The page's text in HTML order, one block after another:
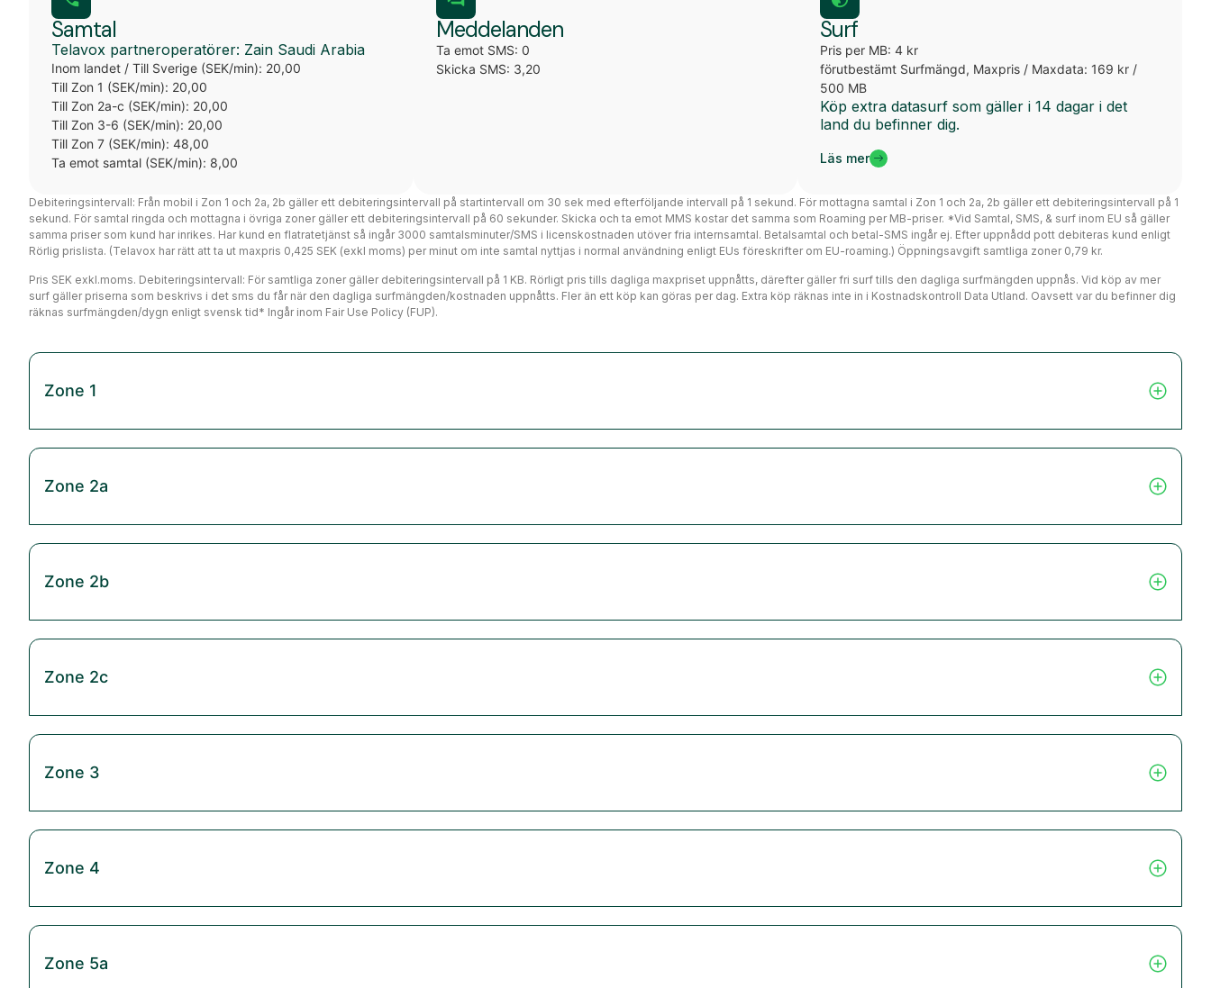
Samtal
Telavox partneroperatörer: Zain Saudi Arabia
Inom landet / Till Sverige (SEK/min): 20,00
Till Zon 1 (SEK/min): 20,00
Till Zon 2a-c (SEK/min): 20,00
Till Zon 3-6 (SEK/min): 20,00
Till Zon 7 (SEK/min): 48,00
Ta emot samtal (SEK/min): 8,00
Meddelanden
Ta emot SMS: 0
Skicka SMS: 3,20
Surf
Pris per MB: 4 kr
förutbestämt Surfmängd, Maxpris / Maxdata: 169 kr /
500 MB
Köp extra datasurf som gäller i 14 dagar i det
land du befinner dig.
Läs mer
Debiteringsintervall: Från mobil i Zon 1 och 2a, 2b gäller ett debiteringsintervall på startintervall om 30 sek med efterföljande intervall på 1 sekund. För mottagna samtal i Zon 1 och 2a, 2b gäller ett debiteringsintervall på 1
sekund. För samtal ringda och mottagna i övriga zoner gäller ett debiteringsintervall på 60 sekunder. Skicka och ta emot MMS kostar det samma som Roaming per MB-priser. *Vid Samtal, SMS, & surf inom EU så gäller
samma priser som kund har inrikes. Har kund en flatratetjänst så ingår 3000 samtalsminuter/SMS i licenskostnaden utöver fria internsamtal. Betalsamtal och betal-SMS ingår ej. Efter uppnådd pott debiteras kund enligt
Rörlig prislista. (Telavox har rätt att ta ut maxpris 0,425 SEK (exkl moms) per minut om inte samtal nyttjas i normal användning enligt EUs föreskrifter om EU-roaming.) Öppningsavgift samtliga zoner 0,79 kr.
Pris SEK exkl.moms. Debiteringsintervall: För samtliga zoner gäller debiteringsintervall på 1 KB. Rörligt pris tills dagliga maxpriset uppnåtts, därefter gäller fri surf tills den dagliga surfmängden uppnås. Vid köp av mer
surf gäller priserna som beskrivs i det sms du får när den dagliga surfmängden/kostnaden uppnåtts. Fler än ett köp kan göras per dag. Extra köp räknas inte in i Kostnadskontroll Data Utland. Oavsett var du befinner dig
räknas surfmängden/dygn enligt svensk tid* Ingår inom Fair Use Policy (FUP).
Zone 1
Zone 2a
Zone 2b
Zone 2c
Zone 3
Zone 4
Zone 5a